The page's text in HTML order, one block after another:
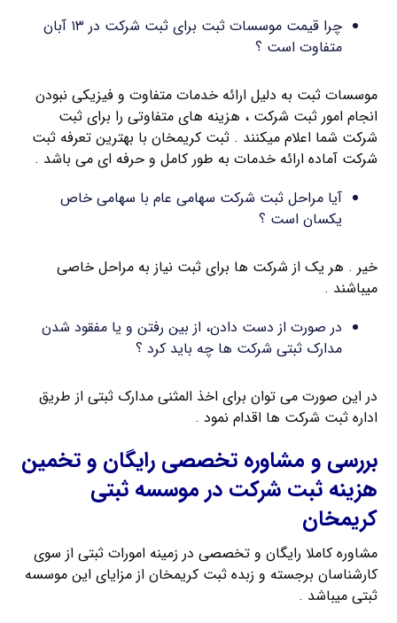
چرا قیمت موسسات ثبت برای ثبت شرکت در ۱۳ آبان
متفاوت است ؟
موسسات ثبت به دلیل ارائه خدمات متفاوت و فیزیکی نبودن
انجام امور ثبت شرکت ، هزینه های متفاوتی را برای ثبت
شرکت شما اعلام میکنند . ثبت کریمخان با بهترین تعرفه ثبت
شرکت آماده ارائه خدمات به طور کامل و حرفه ای می باشد .
آیا مراحل ثبت شرکت سهامی عام با سهامی خاص
یکسان است ؟
خیر . هر یک از شرکت ها برای ثبت نیاز به مراحل خاصی
میباشند .
در صورت از دست دادن، از بین رفتن و یا مفقود شدن
مدارک ثبتی شرکت ها چه باید کرد ؟
در این صورت می توان برای اخذ المثنی مدارک ثبتی از طریق
اداره ثبت شرکت ها اقدام نمود .
بررسی و مشاوره تخصصی رایگان و تخمین
هزینه ثبت شرکت در موسسه ثبتی
کریمخان
مشاوره کاملا رایگان و تخصصی در زمینه امورات ثبتی از سوی
کارشناسان برجسته و زبده ثبت کریمخان از مزایای این موسسه
ثبتی میباشد .